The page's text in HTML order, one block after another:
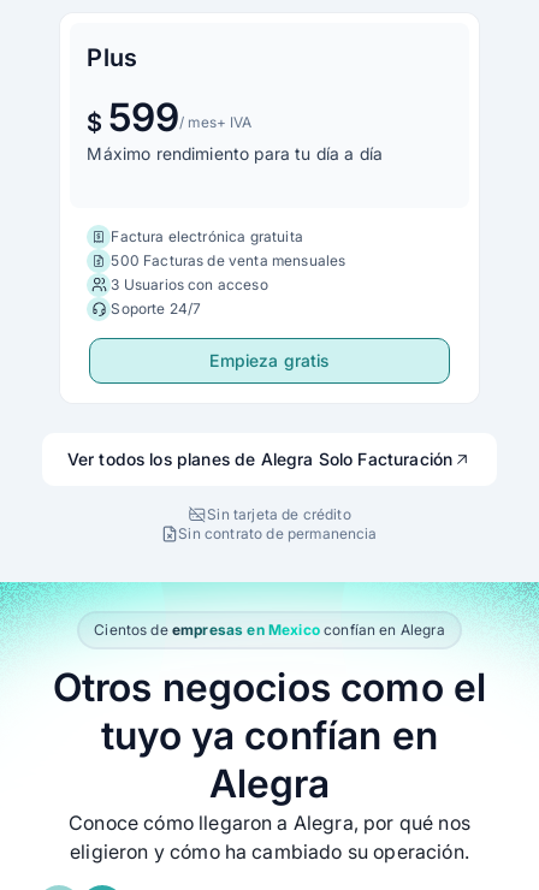
Plus
$ 599/ mes+ IVA
Máximo rendimiento para tu día a día
Factura electrónica gratuita
500 Facturas de venta mensuales
3 Usuarios con acceso
Soporte 24/7
Empieza gratis
Ver todos los planes de Alegra Solo Facturación
Sin tarjeta de crédito
Sin contrato de permanencia
Cientos de empresas en Mexicoconfían en Alegra
Otros negocios como el
tuyo ya confían en
Alegra
Conoce cómo llegaron a Alegra, por qué nos
eligieron y cómo ha cambiado su operación.
Recomiendo Alegra porque tiene
Alegra me